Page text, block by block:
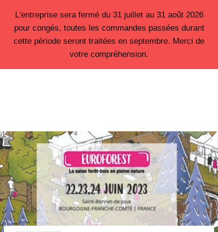
contenu
L'entreprise sera fermé du 31 juillet au 31 août 2026
pour congés, toutes les commandes passées durant
cette période seront traitées en septembre. Merci de
votre compréhension.